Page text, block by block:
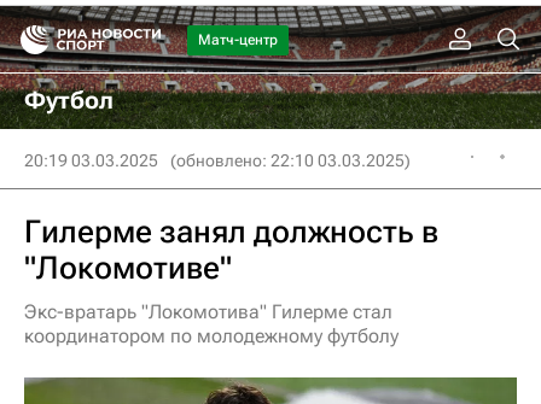
Матч-центр
Футбол
20:19 03.03.2025 (обновлено: 22:10 03.03.2025)
Гилерме занял должность в
"Локомотиве"
Экс-вратарь "Локомотива" Гилерме стал
координатором по молодежному футболу